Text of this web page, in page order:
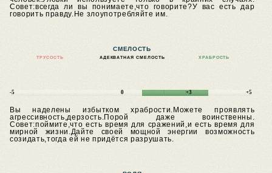
Совет:всегда ли вы понимаете,что говорите?У вас есть дар
говорить правду.Не злоупотребляйте им.
СМЕЛОСТЬ
ТРУСОСТЬ АДЕКВАТНАЯ СМЕЛОСТЬ ХРАБРОСТЬ
-5 0 +3 +5
Вы наделены избытком храбрости.Можете проявлять
агрессивность,дерзость.Порой даже воинственны.
Совет:поймите,что есть время для сражений,и есть время для
мирной жизни.Дайте своей мощной энергии возможность
созидать,тогда ей не придётся разрушать.